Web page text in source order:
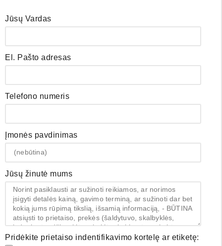
Jūsų Vardas
El. Pašto adresas
Telefono numeris
Įmonės pavdinimas
Jūsų žinutė mums
Pridėkite prietaiso indentifikavimo kortelę ar etiketę: